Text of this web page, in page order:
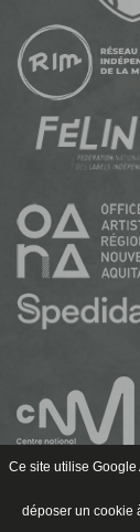
Ce site utilise
déposer un cookie